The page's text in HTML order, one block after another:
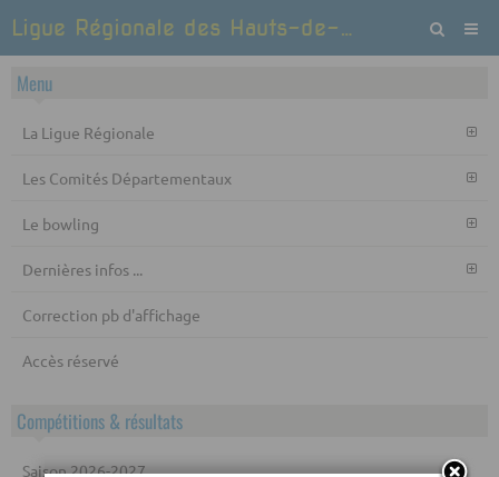
Ligue Régionale des Hauts-de-France de Bowling et Sports de quilles
Menu
La Ligue Régionale
Les Comités Départementaux
Le bowling
Dernières infos ...
Correction pb d'affichage
Accès réservé
Compétitions & résultats
Saison 2026-2027